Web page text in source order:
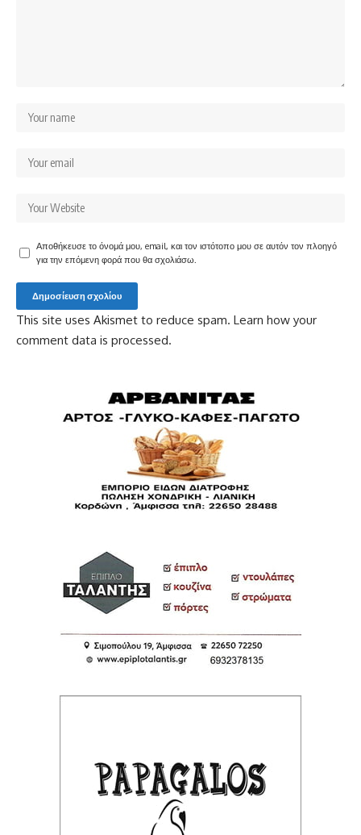
Αποθήκευσε το όνομά μου, email, και τον ιστότοπο μου σε αυτόν τον πλοηγό
για την επόμενη φορά που θα σχολιάσω.
This site uses Akismet to reduce spam. Learn how your
comment data is processed.